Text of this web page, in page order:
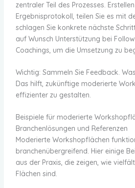
zentraler Teil des Prozesses.
Ergebnisprotokoll, teilen Sie es mit
schlagen Sie konkrete nächste
auf Wunsch Unterstützung bei
Coachings, um die Umsetzung zu
Wichtig: Sammeln Sie Feedback.
Das hilft, zukünftige moderierte
effizienter zu gestalten.
Beispiele für moderierte
Branchenlösungen und Referenzen
Moderierte Workshopflächen
branchenübergreifend. Hier einige
aus der Praxis, die zeigen, wie
Flächen sind.